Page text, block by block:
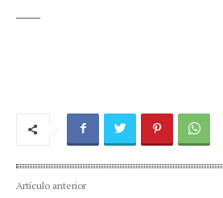
Artículo anterior